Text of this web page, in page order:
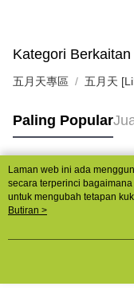
Kategori Berkaitan
五月天專區 五月天
Paling Popular
Tag Popular
Laman web ini ada
secara terperinci
untuk mengubah tetapan
menggunakan kuki di
mengetahui secara
mahu menggunakan kuki
Butiran >